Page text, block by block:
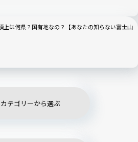
上は何県？国有地なの？【あなたの知らない富士山
カテゴリーから選ぶ